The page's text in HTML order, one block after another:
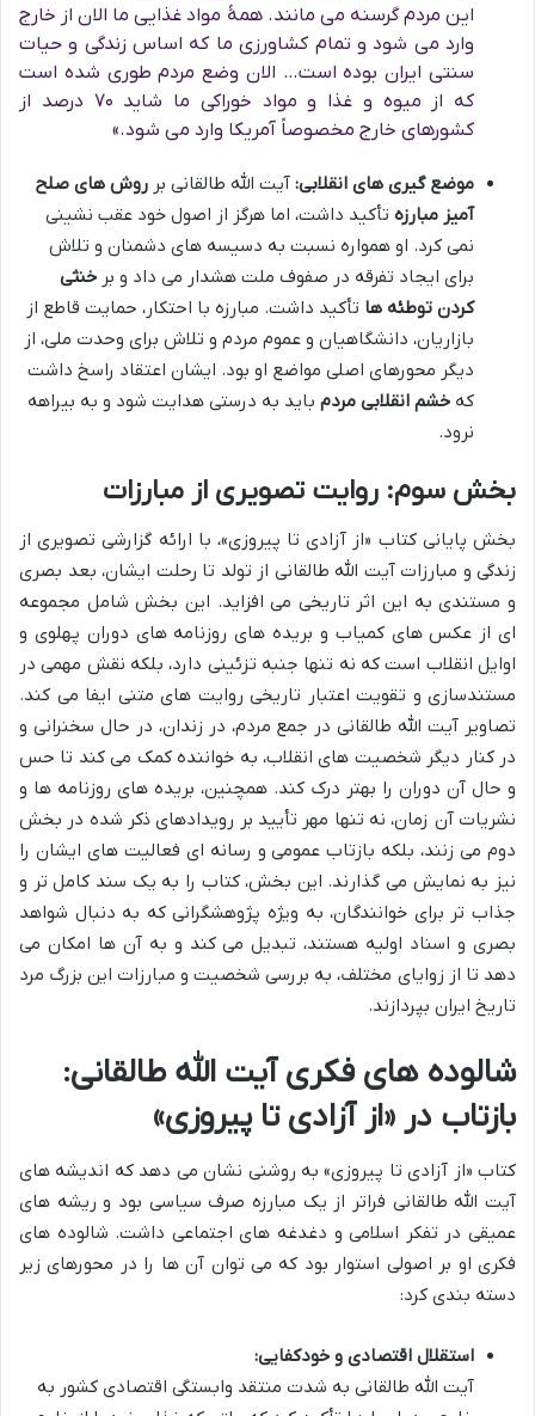
این مردم گرسنه می مانند. همۀ مواد غذایی ما الان از خارج
وارد می شود و تمام کشاورزی ما که اساس زندگی و حیات
سنتی ایران بوده است… الان وضع مردم طوری شده است
که از میوه و غذا و مواد خوراکی ما شاید ۷۰ درصد از
کشورهای خارج مخصوصاً آمریکا وارد می شود.»
موضع گیری های انقلابی: آیت الله طالقانی بر روش های صلح
آمیز مبارزه تأکید داشت، اما هرگز از اصول خود عقب نشینی
نمی کرد. او همواره نسبت به دسیسه های دشمنان و تلاش
برای ایجاد تفرقه در صفوف ملت هشدار می داد و بر خنثی
کردن توطئه ها تأکید داشت. مبارزه با احتکار، حمایت قاطع از
بازاریان، دانشگاهیان و عموم مردم و تلاش برای وحدت ملی، از
دیگر محورهای اصلی مواضع او بود. ایشان اعتقاد راسخ داشت
که خشم انقلابی مردم باید به درستی هدایت شود و به بیراهه
نرود.
بخش سوم: روایت تصویری از مبارزات
بخش پایانی کتاب «از آزادی تا پیروزی»، با ارائه گزارشی تصویری از
زندگی و مبارزات آیت الله طالقانی از تولد تا رحلت ایشان، بعد بصری
و مستندی به این اثر تاریخی می افزاید. این بخش شامل مجموعه
ای از عکس های کمیاب و بریده های روزنامه های دوران پهلوی و
اوایل انقلاب است که نه تنها جنبه تزئینی دارد، بلکه نقش مهمی در
مستندسازی و تقویت اعتبار تاریخی روایت های متنی ایفا می کند.
تصاویر آیت الله طالقانی در جمع مردم، در زندان، در حال سخنرانی و
در کنار دیگر شخصیت های انقلاب، به خواننده کمک می کند تا حس
و حال آن دوران را بهتر درک کند. همچنین، بریده های روزنامه ها و
نشریات آن زمان، نه تنها مهر تأیید بر رویدادهای ذکر شده در بخش
دوم می زنند، بلکه بازتاب عمومی و رسانه ای فعالیت های ایشان را
نیز به نمایش می گذارند. این بخش، کتاب را به یک سند کامل تر و
جذاب تر برای خوانندگان، به ویژه پژوهشگرانی که به دنبال شواهد
بصری و اسناد اولیه هستند، تبدیل می کند و به آن ها امکان می
دهد تا از زوایای مختلف، به بررسی شخصیت و مبارزات این بزرگ مرد
تاریخ ایران بپردازند.
شالوده های فکری آیت الله طالقانی:
بازتاب در «از آزادی تا پیروزی»
کتاب «از آزادی تا پیروزی» به روشنی نشان می دهد که اندیشه های
آیت الله طالقانی فراتر از یک مبارزه صرف سیاسی بود و ریشه های
عمیقی در تفکر اسلامی و دغدغه های اجتماعی داشت. شالوده های
فکری او بر اصولی استوار بود که می توان آن ها را در محورهای زیر
دسته بندی کرد:
استقلال اقتصادی و خودکفایی:
آیت الله طالقانی به شدت منتقد وابستگی اقتصادی کشور به